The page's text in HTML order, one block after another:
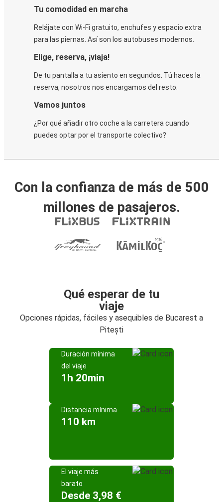
Tu comodidad en marcha
Relájate con Wi-Fi gratuito, enchufes y espacio extra
para las piernas. Así son los autobuses modernos.
Elige, reserva, ¡viaja!
De tu pantalla a tu asiento en segundos. Tú haces la
reserva, nosotros nos encargamos del resto.
Vamos juntos
¿Por qué añadir otro coche a la carretera cuando
puedes optar por el transporte colectivo?
Con la confianza de más de 500
millones de pasajeros.
Qué esperar de tu
viaje
Opciones rápidas, fáciles y asequibles de Bucarest a
Pitești
Duración mínima
del viaje
1h 20min
Distancia mínima
110 km
El viaje más
barato
Desde 3,98 €